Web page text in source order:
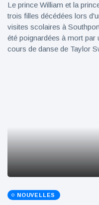
Le prince William et la
trois filles décédées lors
visites scolaires à
été poignardées à mort par
cours de danse de Taylor
NOUVELLES